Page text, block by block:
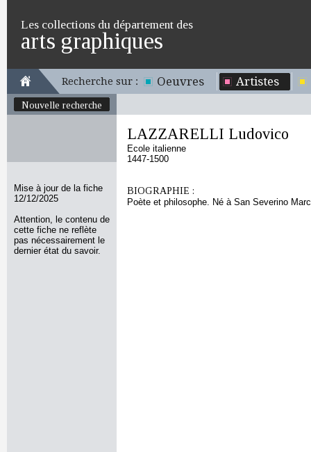
Les collections du département des
arts graphiques
Recherche sur : Oeuvres Artistes
Nouvelle recherche
Mise à jour de la fiche
12/12/2025
Attention, le contenu de
cette fiche ne reflète
pas nécessairement le
dernier état du savoir.
LAZZARELLI Ludovico
Ecole italienne
1447-1500
BIOGRAPHIE :
Poète et philosophe. Né à San Severino